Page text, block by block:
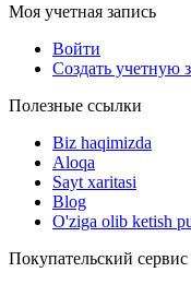
Моя учетная запись
Войти
Создать учетную
Полезные ссылки
Biz haqimizda
Aloqa
Sayt xaritasi
Blog
O'ziga olib ketish
Покупательский сервис